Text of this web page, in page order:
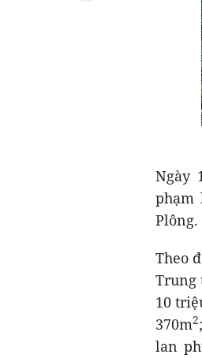
Ngày
phạm
Plông.
Theo
Trung
10
370m2
lan